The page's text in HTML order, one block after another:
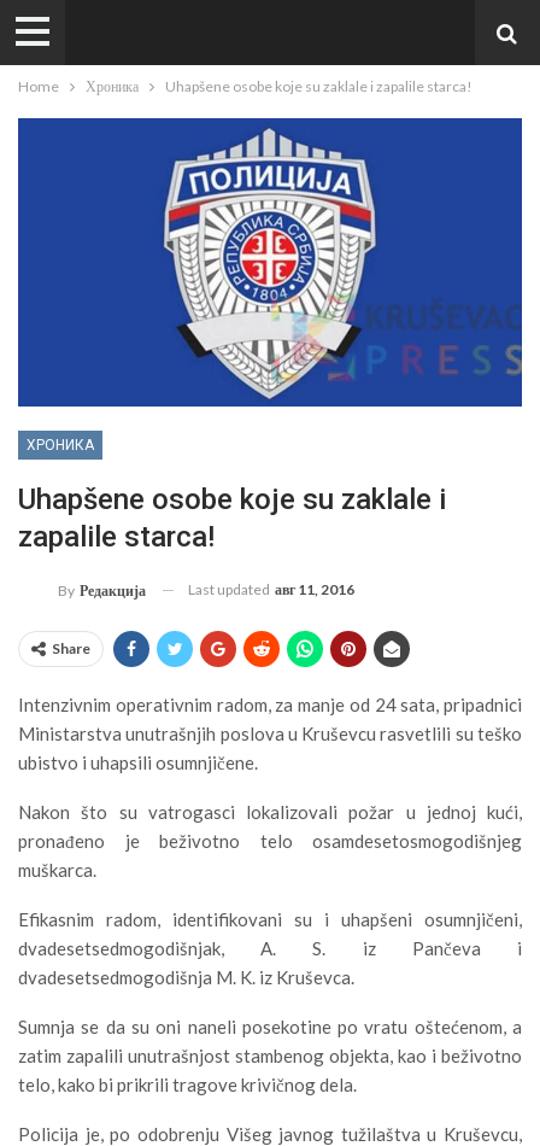
Home Хроника Uhapšene osobe koje su zaklale i zapalile starca!
ХРОНИКА
Uhapšene osobe koje su zaklale i
zapalile starca!
By Редакција Last updated авг 11, 2016
Share
Intenzivnim operativnim radom, za manje od 24 sata, pripadnici
Ministarstva unutrašnjih poslova u Kruševcu rasvetlili su teško
ubistvo i uhapsili osumnjičene.
Nakon što su vatrogasci lokalizovali požar u jednoj kući,
pronađeno je beživotno telo osamdesetosmogodišnjeg
muškarca.
Efikasnim radom, identifikovani su i uhapšeni osumnjičeni,
dvadesetsedmogodišnjak, A. S. iz Pančeva i
dvadesetsedmogodišnja M. K. iz Kruševca.
Sumnja se da su oni naneli posekotine po vratu oštećenom, a
zatim zapalili unutrašnjost stambenog objekta, kao i beživotno
telo, kako bi prikrili tragove krivičnog dela.
Policija je, po odobrenju Višeg javnog tužilaštva u Kruševcu,